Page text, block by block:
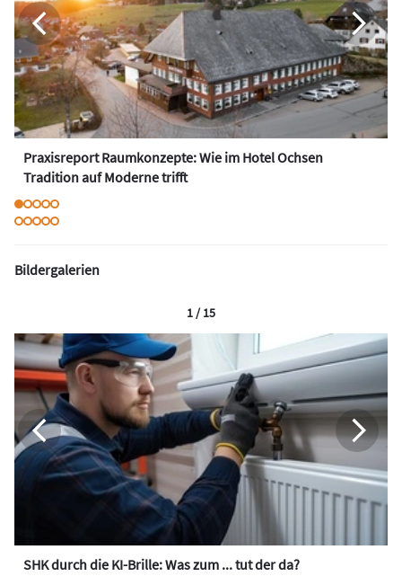
Praxisreport Raumkonzepte: Wie im Hotel Ochsen
Tradition auf Moderne trifft
Bildergalerien
SHK durch die KI-Brille: Was zum ... tut der da?
1 / 15